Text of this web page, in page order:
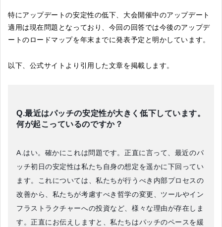
特にアップデートの安定性の低下、大会開催中のアップデート
適用は現在問題となっており、今回の回答では今後のアップデ
ートのロードマップを年末までに発表予定と明かしています。
以下、公式サイトより引用した文章を掲載します。
Q.最近はパッチの安定性が大きく低下しています。
何が起こっているのですか？
A.はい。確かにこれは問題です。正直に言って、最近のパ
ッチ初日の安定性は私たち自身の想定を遥かに下回ってい
ます。これについては、私たちが行うべき内部プロセスの
改善から、私たちが考慮すべき哲学の変更、ツールやイン
フラストラクチャーへの投資など、様々な理由が存在しま
す。正直にお伝えしますと、私たちはパッチのペースを緩